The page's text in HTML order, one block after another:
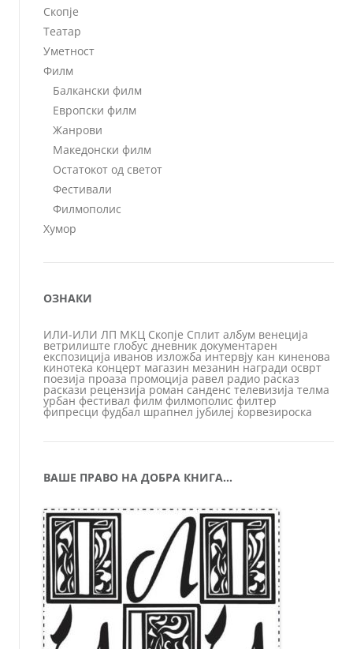
Скопје
Театар
Уметност
Филм
Балкански филм
Европски филм
Жанрови
Македонски филм
Остатокот од светот
Фестивали
Филмополис
Хумор
ОЗНАКИ
ИЛИ-ИЛИ ЛП МКЦ Скопје Сплит албум венеција
ветрилиште глобус дневник документарен
експозиција иванов изложба интервју кан киненова
кинотека концерт магазин мезанин награди осврт
поезија проаза промоција равел радио расказ
раскази рецензија роман санденс телевизија телма
урбан фестивал филм филмополис филтер
фипресци фудбал шрапнел јубилеј ќорвезироска
ВАШЕ ПРАВО НА ДОБРА КНИГА…